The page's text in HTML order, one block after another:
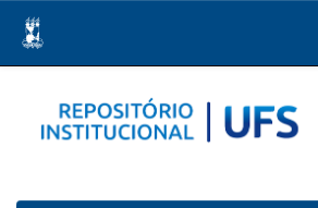
navigation